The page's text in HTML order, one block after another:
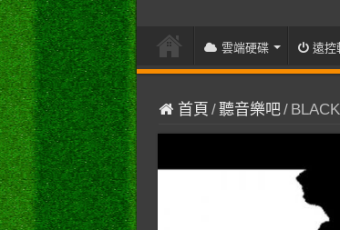
雲端硬碟 遠控
首頁 /聽音樂吧/